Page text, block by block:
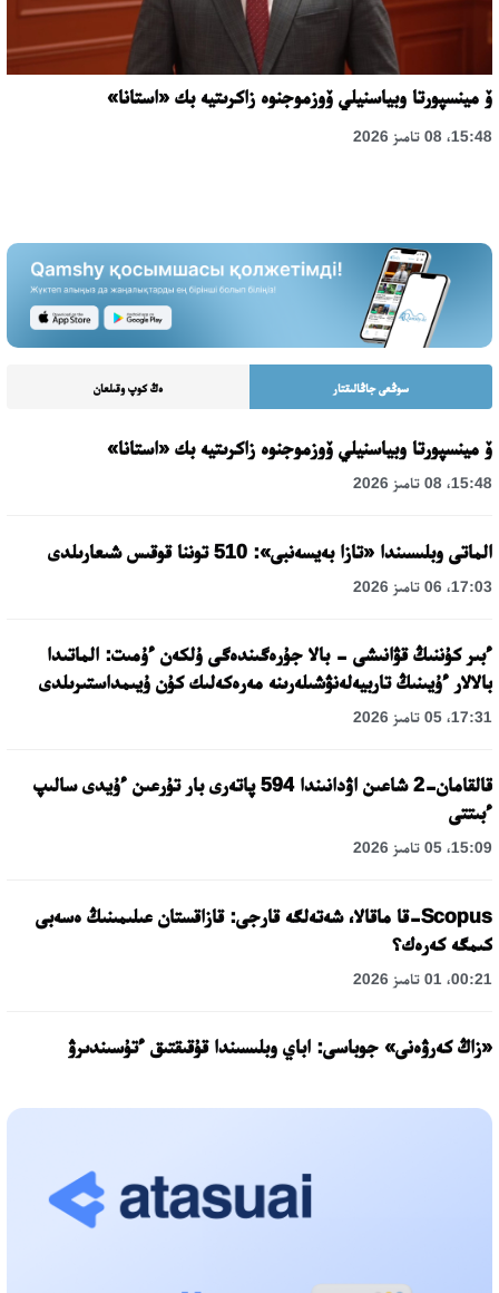
ۆ مينسپورتا وبياسنيلي ۆوزموجنوە زاكرىتيە بك «استانا»
15:48، 08 تامىز 2026
سوڭعى جاڭالىقتار ەڭ كوپ وقىلعان
ۆ مينسپورتا وبياسنيلي ۆوزموجنوە زاكرىتيە بك «استانا»
15:48، 08 تامىز 2026
الماتى وبلىسىندا «تازا بەيسەنبى»: 510 توننا قوقىس شىعارىلدى
17:03، 06 تامىز 2026
ءبىر كۇننىڭ قۋانىشى - بالا جۇرەگىندەگى ۇلكەن ءۇمىت: الماتىدا
بالالار ءۇيىنىڭ تاربيەلەنۋشىلەرىنە مەرەكەلىك كۇن ۇيىمداستىرىلدى
17:31، 05 تامىز 2026
قالقامان-2 شاعىن اۋدانىندا 594 پاتەرى بار تۇرعىن ءۇيدى سالىپ
ءبىتتى
15:09، 05 تامىز 2026
Scopus-قا ماقالا، شەتەلگە قارجى: قازاقستان عىلىمىنىڭ ەسەبى
كىمگە كەرەك؟
00:21، 01 تامىز 2026
«زاڭ كەرۋەنى» جوباسى: اباي وبلىسىندا قۇقىقتىق ءتۇسىندىرۋ
17:31، 31 شىلدە 2026
حالىقارالىق «فورمۋلا-1 H2O» جارىسىن قونايەۆ قالاسىندا وتكىزۋ